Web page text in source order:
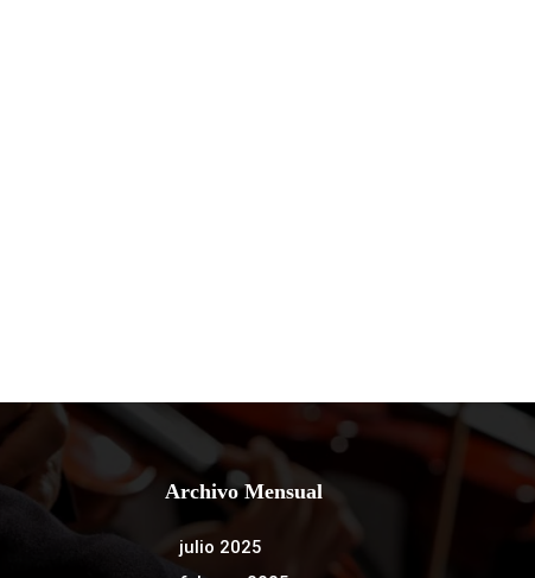
Archivo Mensual
julio 2025